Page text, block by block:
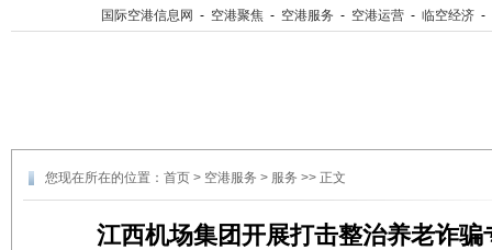
国际空港信息网 - 空港聚焦 - 空港服务 - 空港运营 - 临空经济 -
您现在所在的位置： 首页 > 空港服务 > 服务 >> 正文
江西机场集团开展打击整治养老诈骗